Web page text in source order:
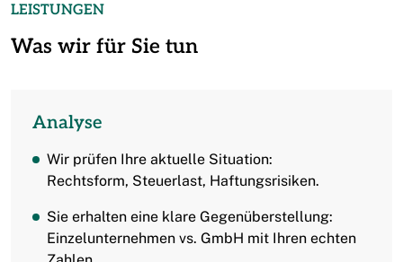
Was wir für Sie tun
LEISTUNGEN
Analyse
Wir prüfen Ihre aktuelle Situation:
Rechtsform, Steuerlast, Haftungsrisiken.
Sie erhalten eine klare Gegenüberstellung:
Einzelunternehmen vs. GmbH mit Ihren echten